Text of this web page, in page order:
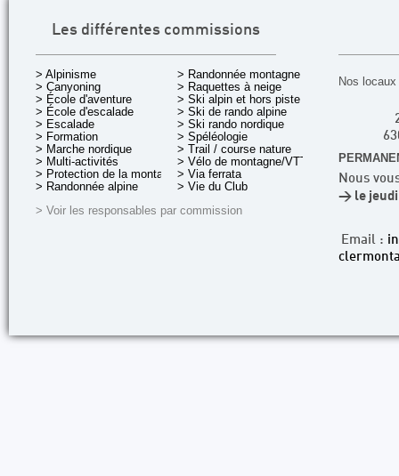
Les différentes commissions
> Alpinisme
> Canyoning
> École d'aventure
> École d'escalade
> Escalade
> Formation
> Marche nordique
> Multi-activités
> Protection de la montagne
> Randonnée alpine
> Randonnée montagne
> Raquettes à neige
> Ski alpin et hors piste
> Ski de rando alpine
> Ski rando nordique
> Spéléologie
> Trail / course nature
> Vélo de montagne/VTT
> Via ferrata
> Vie du Club
> Voir les responsables par commission
Nos
Nous
> le jeudi
Email :